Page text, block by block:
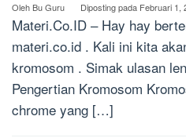
Oleh Bu Guru Diposting pada Februari 1,
Materi.Co.ID – Hay hay
materi.co.id . Kali ini kita
kromosom . Simak ulasan
Pengertian Kromosom
chrome yang […]